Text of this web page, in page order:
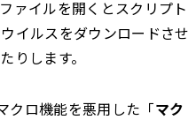
ァイルを開くとスクリプト
イルスをダウンロードさせ
りします。
ロ機能を悪用した「マク